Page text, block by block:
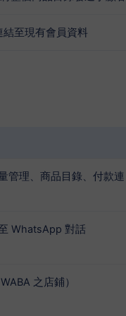
至現有會員資料
管理、商品目錄、付款連
WhatsApp 對話
之店鋪）